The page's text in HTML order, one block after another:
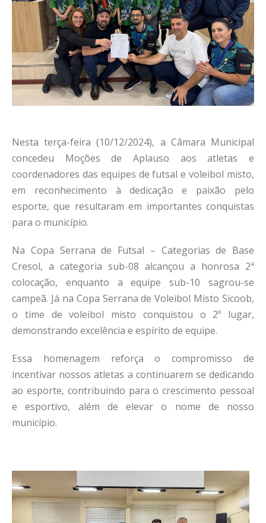
Nesta terça-feira (10/12/2024), a Câmara Municipal
concedeu Moções de Aplauso aos atletas e
coordenadores das equipes de futsal e voleibol misto,
em reconhecimento à dedicação e paixão pelo
esporte, que resultaram em importantes conquistas
para o município.
Na Copa Serrana de Futsal – Categorias de Base
Cresol, a categoria sub-08 alcançou a honrosa 2ª
colocação, enquanto a equipe sub-10 sagrou-se
campeã. Já na Copa Serrana de Voleibol Misto Sicoob,
o time de voleibol misto conquistou o 2º lugar,
demonstrando excelência e espírito de equipe.
Essa homenagem reforça o compromisso de
incentivar nossos atletas a continuarem se dedicando
ao esporte, contribuindo para o crescimento pessoal
e esportivo, além de elevar o nome de nosso
município.